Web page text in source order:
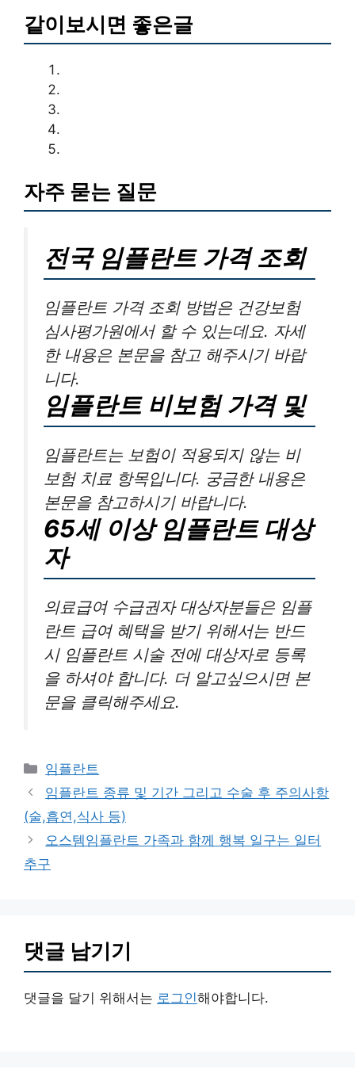
같이보시면 좋은글
자주 묻는 질문
전국 임플란트 가격 조회
임플란트 가격 조회 방법은 건강보험
심사평가원에서 할 수 있는데요. 자세
한 내용은 본문을 참고 해주시기 바랍
니다.
임플란트 비보험 가격 및
임플란트는 보험이 적용되지 않는 비
보험 치료 항목입니다. 궁금한 내용은
본문을 참고하시기 바랍니다.
65세 이상 임플란트 대상
자
의료급여 수급권자 대상자분들은 임플
란트 급여 혜택을 받기 위해서는 반드
시 임플란트 시술 전에 대상자로 등록
을 하셔야 합니다. 더 알고싶으시면 본
문을 클릭해주세요.
카
테
고
리
임플란트
임플란트 종류 및 기간 그리고 수술 후 주의사항
(술,흡연,식사 등)
오스템임플란트 가족과 함께 행복 일구는 일터
추구
댓글 남기기
댓글을 달기 위해서는 로그인해야합니다.